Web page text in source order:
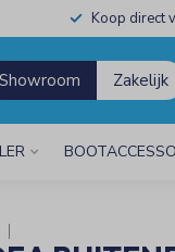
Koop direct
Showroom Zakelijk